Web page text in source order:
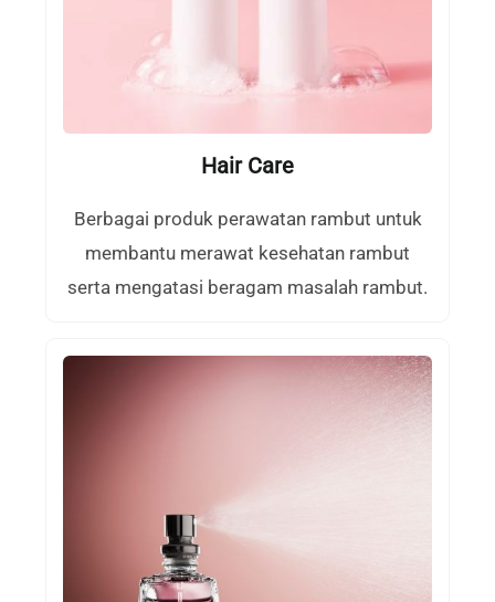
Hair Care
Berbagai produk perawatan rambut untuk
membantu merawat kesehatan rambut
serta mengatasi beragam masalah rambut.